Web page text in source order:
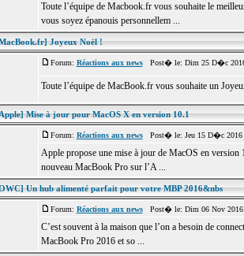
Toute l’équipe de Macbook.fr vous souhaite le
vous soyez épanouis personnellem ...
Joyeux Noël !
Forum: Réactions aux newsPost� le: Dim 25 D�c
Toute l’équipe de MacBook.fr vous souhaite un
Mise à jour pour MacOS X en version 10.1
Forum: Réactions aux newsPost� le: Jeu 15 D�c
Apple propose une mise à jour de MacOS en
nouveau MacBook Pro sur l’A ...
Un hub alimenté parfait pour votre MBP 2016&nbs
Forum: Réactions aux newsPost� le: Dim 06 Nov
C’est souvent à la maison que l’on a besoin de
MacBook Pro 2016 et so ...